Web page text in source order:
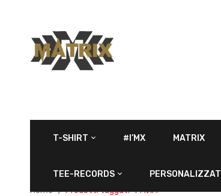
T-SHIRT #I’MX MATRIX
TEE-RECORDS PERSONALIZZATI
Home Prodotti taggati “PAVIA”